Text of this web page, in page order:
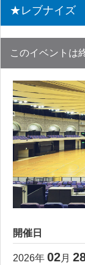
★レブナイズ
このイベントは
開催日
2026年 02月